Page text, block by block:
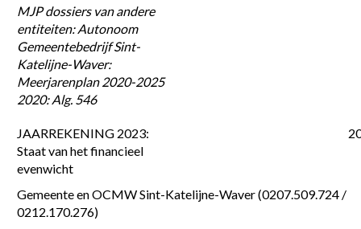
MJP dossiers van andere
entiteiten: Autonoom
Gemeentebedrijf Sint-
Katelijne-Waver:
Meerjarenplan 2020-2025
2020: Alg. 546
JAARREKENING 2023:
Staat van het financieel
evenwicht
Gemeente en OCMW Sint-Katelijne-Waver (0207.509.724 /
0212.170.276)